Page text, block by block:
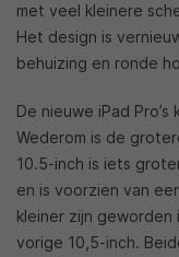
met veel kleinere
Het design is
behuizing en ronde
De nieuwe iPad
Wederom is de
10.5-inch is iets
en is voorzien van
kleiner zijn
vorige 10,5-inch.